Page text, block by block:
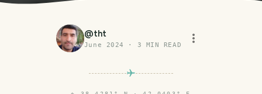
@tht
June 2024 · 3 MIN READ